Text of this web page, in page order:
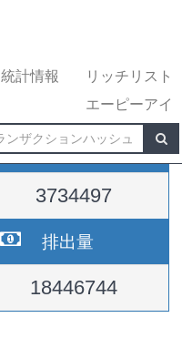
統計情報
リッチリスト
エーピーアイ
高さ
3734497
排出量
18446744